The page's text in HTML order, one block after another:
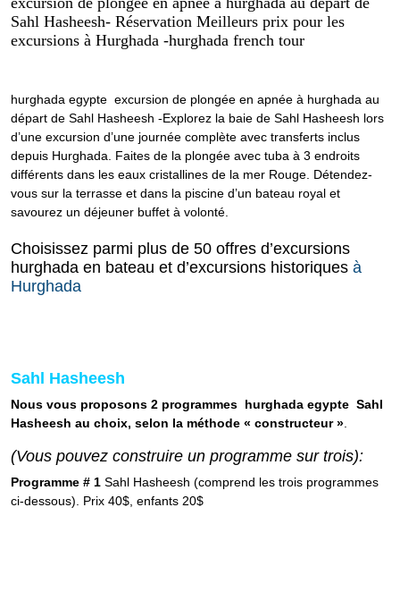
Sahl Hasheesh- Réservation Meilleurs prix pour les
excursions à Hurghada -hurghada french tour
hurghada egypte excursion de plongée en apnée à hurghada au
départ de Sahl Hasheesh -Explorez la baie de Sahl Hasheesh lors
d’une excursion d’une journée complète avec transferts inclus
depuis Hurghada. Faites de la plongée avec tuba à 3 endroits
différents dans les eaux cristallines de la mer Rouge. Détendez-
vous sur la terrasse et dans la piscine d’un bateau royal et
savourez un déjeuner buffet à volonté.
Choisissez parmi plus de 50 offres d’excursions
hurghada en bateau et d’excursions historiques à
Hurghada
Sahl Hasheesh
Nous vous proposons 2 programmes hurghada egypte Sahl
Hasheesh au choix, selon la méthode « constructeur »
(Vous pouvez construire un programme sur trois):
Programme # 1 Sahl Hasheesh (comprend les trois programmes
ci-dessous). Prix 40$, enfants 20$